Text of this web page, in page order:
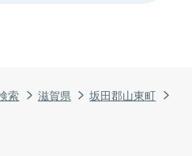
索 滋賀県
坂田郡山東町